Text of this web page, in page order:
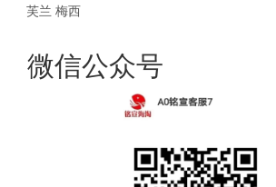
芙兰 梅西
微信公众号